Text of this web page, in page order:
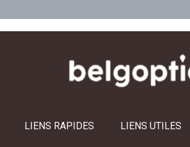
LIENS RAPIDES LIENS UTILES